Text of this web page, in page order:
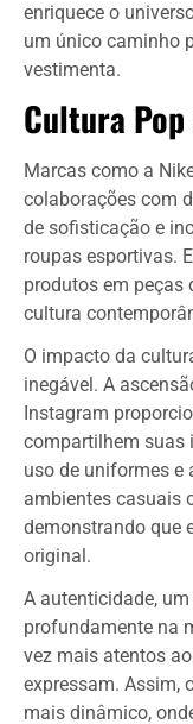
enriquece o
um único caminho
vestimenta.
Cultura Pop
Marcas como a
colaborações com
de sofisticação e
roupas esportivas.
produtos em peças
cultura
O impacto da
inegável. A
Instagram
compartilhem suas
uso de uniformes e
ambientes casuais
demonstrando que
original.
A autenticidade,
profundamente na
vez mais atentos
expressam. Assim,
mais dinâmico,